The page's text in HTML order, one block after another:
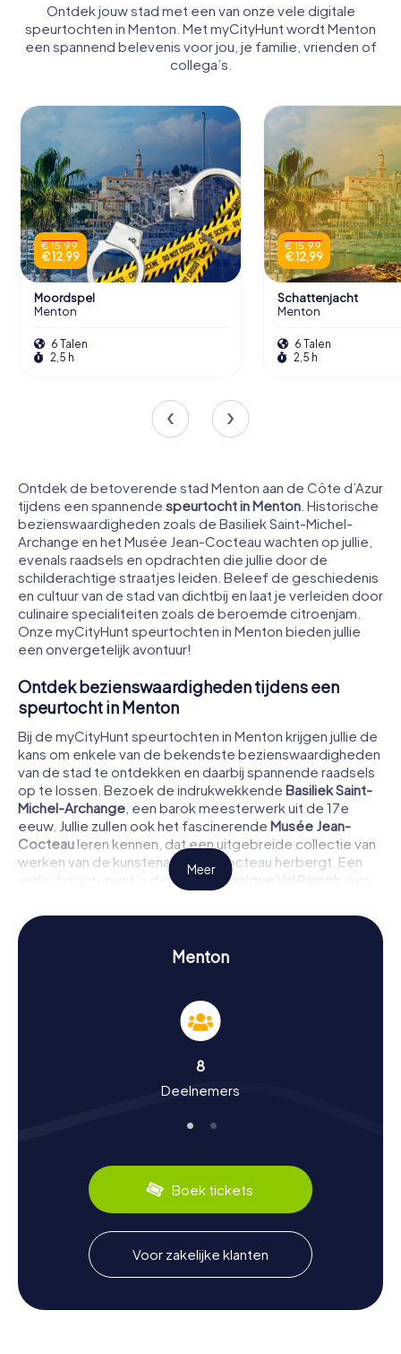
Ontdek jouw stad met een van onze vele digitale
speurtochten in Menton. Met myCityHunt wordt Menton
een spannend belevenis voor jou, je familie, vrienden of
collega’s.
€ 15,99
€ 12,99
Moordspel
Menton
6 Talen
2,5 h
€ 15,99
€ 12,99
Schattenjacht
Menton
6 Talen
2,5 h
Ontdek de betoverende stad Menton aan de Côte d’Azur
tijdens een spannende speurtocht in Menton . Historische
bezienswaardigheden zoals de Basiliek Saint-Michel-
Archange en het Musée Jean-Cocteau wachten op jullie,
evenals raadsels en opdrachten die jullie door de
schilderachtige straatjes leiden. Beleef de geschiedenis
en cultuur van de stad van dichtbij en laat je verleiden door
culinaire specialiteiten zoals de beroemde citroenjam.
Onze myCityHunt speurtochten in Menton bieden jullie
een onvergetelijk avontuur!
Ontdek bezienswaardigheden tijdens een
speurtocht in Menton
Bij de myCityHunt speurtochten in Menton krijgen jullie de
kans om enkele van de bekendste bezienswaardigheden
van de stad te ontdekken en daarbij spannende raadsels
op te lossen. Bezoek de indrukwekkende Basiliek Saint-
Michel-Archange , een barok meesterwerk uit de 17e
eeuw. Jullie zullen ook het fascinerende Musée Jean-
Cocteauleren kennen, dat een uitgebreide collectie van
werken van de kunstenaar Jean Cocteau herbergt. Een
ander hoogtepunt is deJardin Botanique Val Rameh
botanische tuin met een indrukwekkende verzameling
subtropische planten. Deze en vele andere plekken
wachten op jullie tijdens jullie speurtocht in Menton.
De myCityHunt speurtochten in Menton zijn een
geweldige manier om meer te weten te komen over de
1848 onder de heerschappij van de Grimaldi van Monaco
stond, heeft een bewogen verleden. Wisten jullie dat
Britse en Russische adel? Het milde klimaat maakte de
Britse koningin Victoria. Vandaag de dag kunnen jullie
tijdens een speurtocht in Menton niet alleen historische
feiten ontdekken, maar ook culinaire specialiteiten zoals
de beroemde citroenjam proeven. De stad staat bekend
om haar jaarlijkse citroenfestival, waarbij meer dan 1000
ton citrusvruchten voor de decoratie worden gebruikt.
Verken de omgeving na de speurtocht in Menton
Meer
Menton
8
Deelnemers
Boek tickets
Voor zakelijke klanten